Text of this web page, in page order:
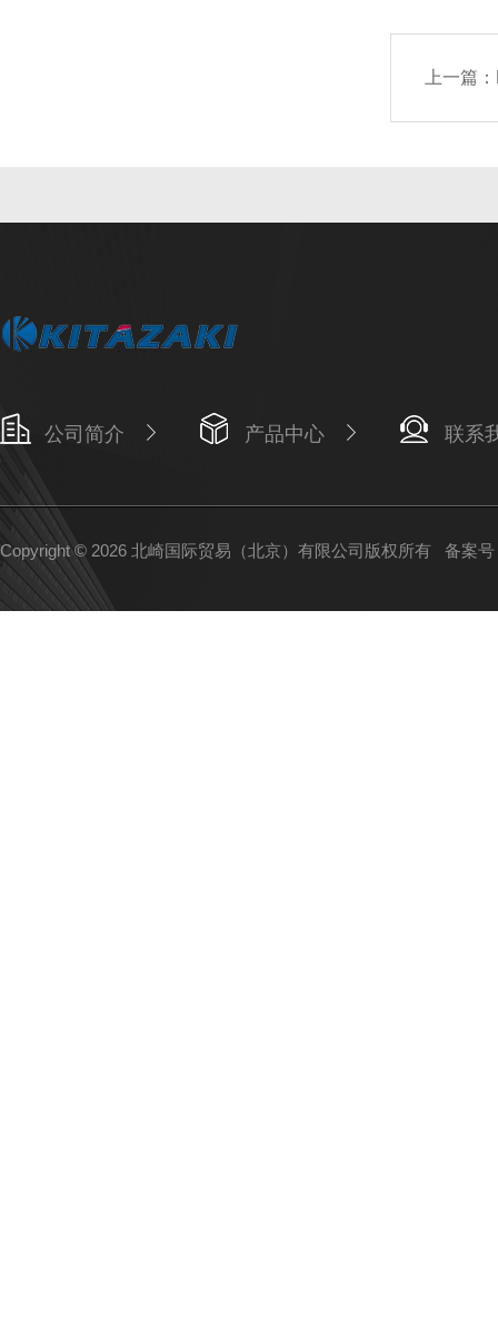
上一篇：
公司简介 产品中心 联系
Copyright © 2026 北崎国际贸易（北京）有限公司版权所有 备案号